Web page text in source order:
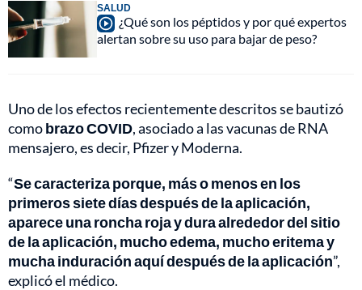
SALUD
¿Qué son los péptidos y por qué expertos
alertan sobre su uso para bajar de peso?
Uno de los efectos recientemente descritos se bautizó
comobrazo COVID, asociado a las vacunas de RNA
mensajero, es decir, Pfizer y Moderna.
“Se caracteriza porque, más o menos en los
primeros siete días después de la aplicación,
aparece una roncha roja y dura alrededor del sitio
de la aplicación, mucho edema, mucho eritema y
mucha induración aquí después de la aplicación”,
explicó el médico.